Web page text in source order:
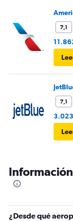
7,1
7,1
¿Desde qué